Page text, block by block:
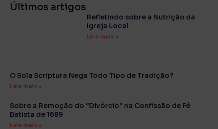
Últimos artigos
Refletindo sobre a Nutrição da
Igreja Local
Leia mais »
O Sola Scriptura Nega Todo Tipo de Tradição?
Leia mais »
Sobre a Remoção do “Divórcio” na Confissão de Fé
Batista de 1689
Leia mais »